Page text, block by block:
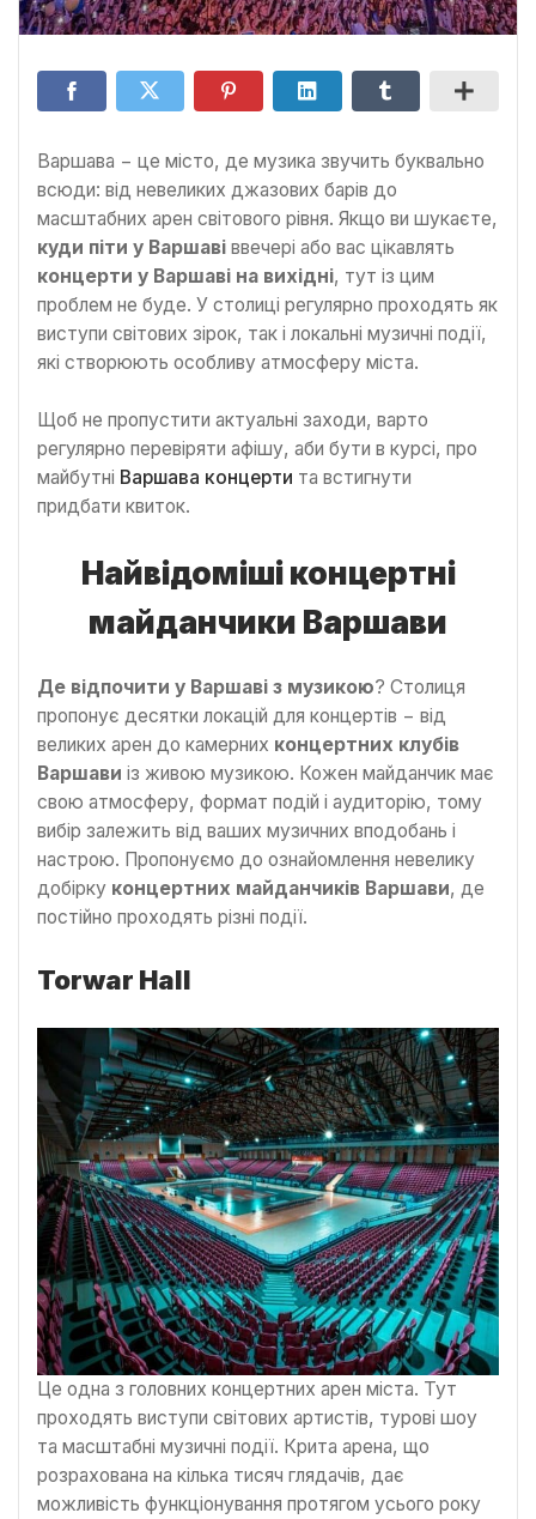
Варшава − це місто, де музика звучить буквально
всюди: від невеликих джазових барів до
масштабних арен світового рівня. Якщо ви шукаєте,
куди піти у Варшаві ввечері або вас цікавлять
концерти у Варшаві на вихідні, тут із цим
проблем не буде. У столиці регулярно проходять як
виступи світових зірок, так і локальні музичні події,
які створюють особливу атмосферу міста.
Щоб не пропустити актуальні заходи, варто
регулярно перевіряти афішу, аби бути в курсі, про
майбутні Варшава концерти та встигнути
придбати квиток.
Найвідоміші концертні
майданчики Варшави
Де відпочити у Варшаві з музикою? Столиця
пропонує десятки локацій для концертів − від
великих арен до камерних концертних клубів
Варшави із живою музикою. Кожен майданчик має
свою атмосферу, формат подій і аудиторію, тому
вибір залежить від ваших музичних вподобань і
настрою. Пропонуємо до ознайомлення невелику
добірку концертних майданчиків Варшави, де
постійно проходять різні події.
Torwar Hall
Це одна з головних концертних арен міста. Тут
проходять виступи світових артистів, турові шоу
та масштабні музичні події. Крита арена, що
розрахована на кілька тисяч глядачів, дає
можливість функціонування протягом усього року